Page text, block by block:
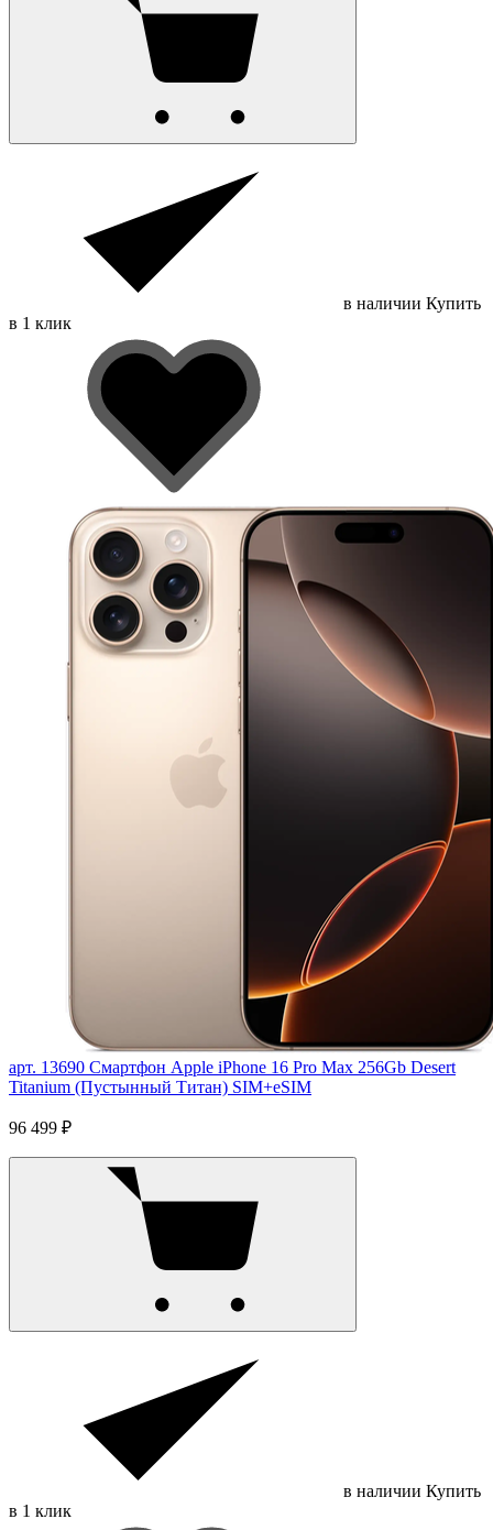
в наличии Купить
в 1 клик
арт. 13690 Смартфон Apple iPhone 16 Pro Max 256Gb Desert
Titanium (Пустынный Титан) SIM+eSIM
96 499 ₽
в наличии Купить
в 1 клик